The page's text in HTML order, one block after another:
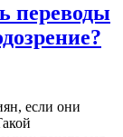
переводы
если они